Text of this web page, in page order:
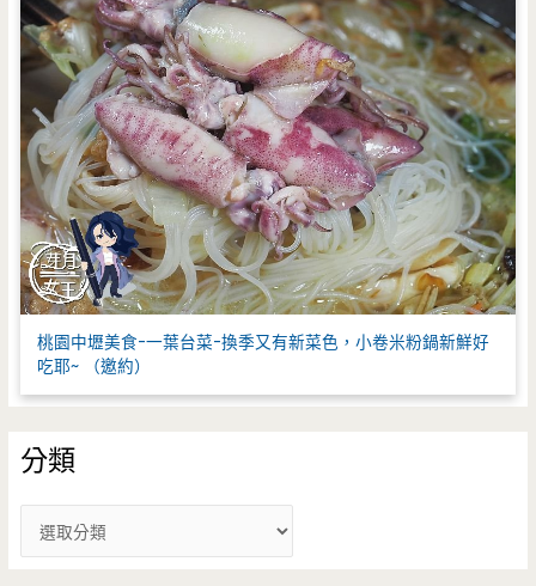
桃園中壢美食-一葉台菜-換季又有新菜色，小卷米粉鍋新鮮好
吃耶~ （邀約）
分類
類